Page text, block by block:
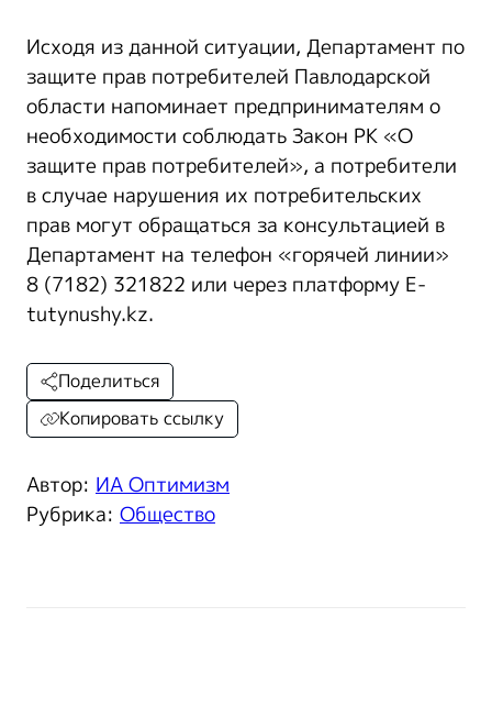
Исходя из данной ситуации, Департамент по
защите прав потребителей Павлодарской
области напоминает предпринимателям о
необходимости соблюдать Закон РК «О
защите прав потребителей», а потребители
в случае нарушения их потребительских
прав могут обращаться за консультацией в
Департамент на телефон «горячей линии»
8 (7182) 321822 или через платформу Е-
tutynushy.kz.
Автор: ИА Оптимизм
Рубрика: Общество
Поделиться
Копировать ссылку